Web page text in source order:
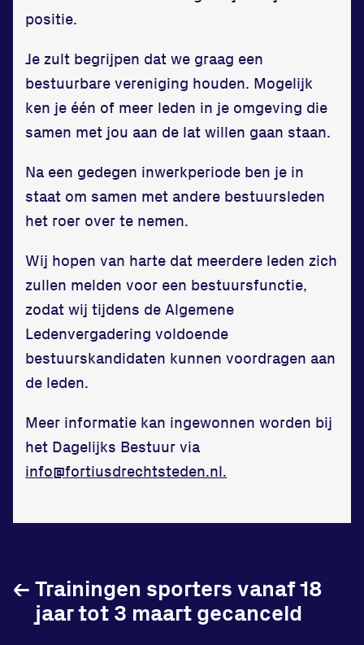
Privacy en cookies
Disclaimer
Huisregels
Vraag en contact
positie.
Je zult begrijpen dat we graag een
bestuurbare vereniging houden. Mogelijk
ken je één of meer leden in je omgeving die
samen met jou aan de lat willen gaan staan.
Na een gedegen inwerkperiode ben je in
staat om samen met andere bestuursleden
het roer over te nemen.
Wij hopen van harte dat meerdere leden zich
zullen melden voor een bestuursfunctie,
zodat wij tijdens de Algemene
Ledenvergadering voldoende
bestuurskandidaten kunnen voordragen aan
de leden.
Meer informatie kan ingewonnen worden bij
het Dagelijks Bestuur via
info@fortiusdrechtsteden.nl.
Trainingen sporters vanaf 18
jaar tot 3 maart gecanceld
←